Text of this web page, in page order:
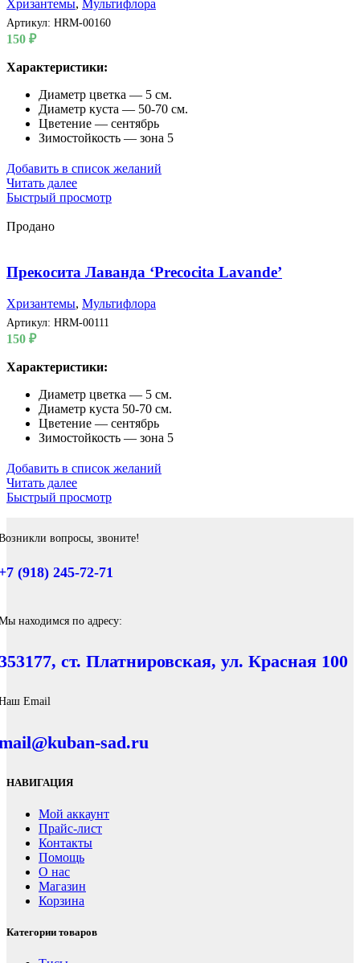
Хризантемы, Мультифлора
Артикул: HRM-00160
150 ₽
Характеристики:
Диаметр цветка — 5 см.
Диаметр куста — 50-70 см.
Цветение — сентябрь
Зимостойкость — зона 5
Добавить в список желаний
Читать далее
Быстрый просмотр
Продано
Прекосита Лаванда ‘Precocita Lavande’
Хризантемы, Мультифлора
Артикул: HRM-00111
150 ₽
Характеристики:
Диаметр цветка — 5 см.
Диаметр куста 50-70 см.
Цветение — сентябрь
Зимостойкость — зона 5
Добавить в список желаний
Читать далее
Быстрый просмотр
вопросы, звоните!
(918) 245-72-71
находимся по адресу:
ст. Платнировская, ул. Красная 100
Email
sad.ru
НАВИГАЦИЯ
Мой аккаунт
Прайс-лист
Контакты
Помощь
О нас
Магазин
Корзина
Категории товаров